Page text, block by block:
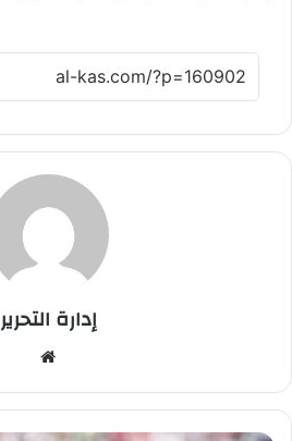
إدارة التحرير
الوي
ب